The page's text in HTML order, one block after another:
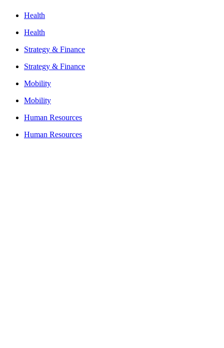
Health
Health
Strategy & Finance
Strategy & Finance
Mobility
Mobility
Human Resources
Human Resources